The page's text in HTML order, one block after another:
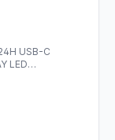
USB-C
LED